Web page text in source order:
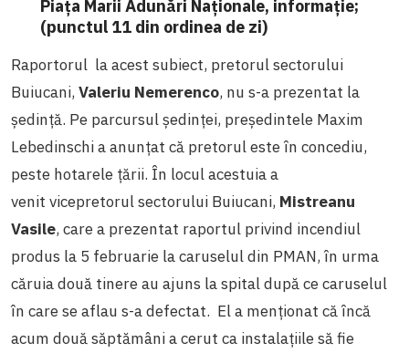
Piața Marii Adunări Naționale, informație;
(punctul 11 din ordinea de zi)
Raportorul la acest subiect, pretorul sectorului
Buiucani, Valeriu Nemerenco, nu s-a prezentat la
ședință. Pe parcursul ședinței, președintele Maxim
Lebedinschi a anunțat că pretorul este în concediu,
peste hotarele țării. În locul acestuia a
venit vicepretorul sectorului Buiucani, Mistreanu
Vasile, care a prezentat raportul privind incendiul
produs la 5 februarie la caruselul din PMAN, în urma
căruia două tinere au ajuns la spital după ce caruselul
în care se aflau s-a defectat. El a menționat că încă
acum două săptămâni a cerut ca instalațiile să fie